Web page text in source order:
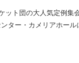
ト団の大人気定例集
ター・カメリアホール